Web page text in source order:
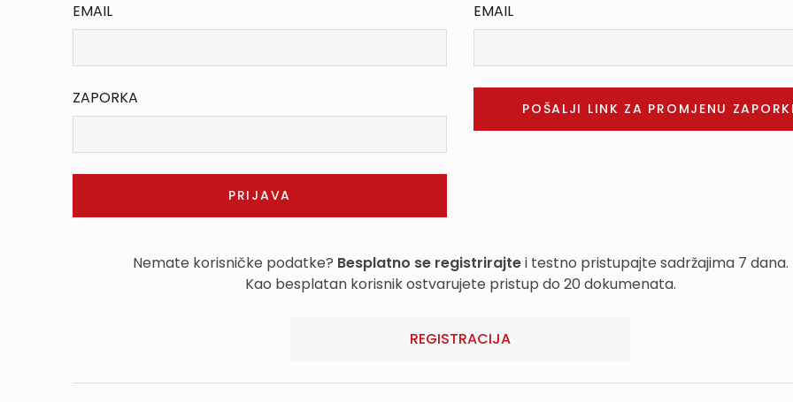
EMAIL
ZAPORKA
EMAIL
Nemate korisničke podatke? Besplatno se registrirajtei testno pristupajte sadržajima 7 dana.
Kao besplatan korisnik ostvarujete pristup do 20 dokumenata.
REGISTRACIJA